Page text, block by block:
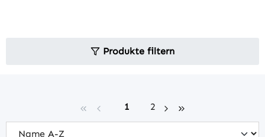
Produkte filtern
Seite
1 Seite
2